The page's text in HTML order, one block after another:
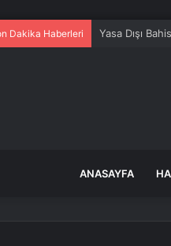
Dakika Haberleri Yasa Dışı
ANASAYFA